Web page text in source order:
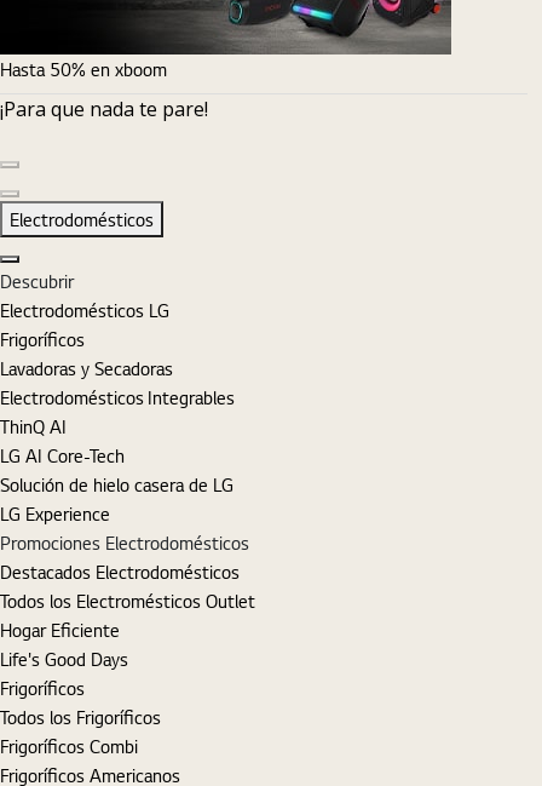
Hasta 50% en xboom
¡Para que nada te pare!
Diapositiva siguiente
Electrodomésticos
Cerrar
Descubrir
Electrodomésticos LG
Frigoríficos
Lavadoras y Secadoras
Electrodomésticos Integrables
ThinQ AI
LG AI Core-Tech
Solución de hielo casera de LG
LG Experience
Promociones Electrodomésticos
Destacados Electrodomésticos
Todos los Electromésticos Outlet
Hogar Eficiente
Life's Good Days
Frigoríficos
Todos los Frigoríficos
Frigoríficos Combi
Frigoríficos Americanos